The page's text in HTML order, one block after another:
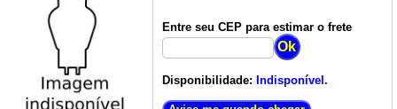
Entre seu CEP para estimar o frete
Disponibilidade: Indisponível.